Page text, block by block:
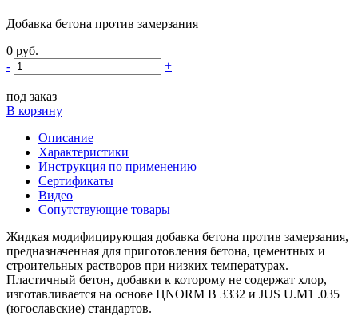
Добавка бетона против замерзания
0 руб.
-
+
под заказ
В корзину
Описание
Характеристики
Инструкция по применению
Сертификаты
Видео
Сопутствующие товары
Жидкая модифицирующая добавка бетона против замерзания,
предназначенная для приготовления бетона, цементных и
строительных растворов при низких температурах.
Пластичный бетон, добавки к которому не содержат хлор,
изготавливается на основе ЦNORM B 3332 и JUS U.M1 .035
(югославские) стандартов.